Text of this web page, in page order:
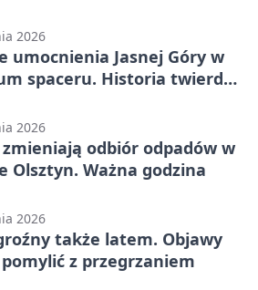
2026
umocnienia Jasnej Góry w
spaceru. Historia twierdzy
2026
zmieniają odbiór odpadów w
Olsztyn. Ważna godzina
2026
także latem. Objawy
pomylić z przegrzaniem